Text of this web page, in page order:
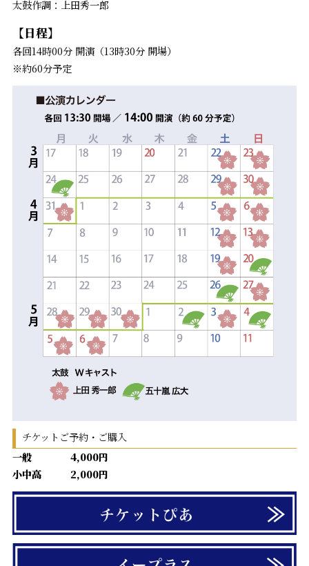
太鼓作調：上田秀一郎
【日程】
各回14時00分 開演（13時30分 開場）
※約60分予定
チケットご予約・ご購入
一般 4,000円
小中高 2,000円